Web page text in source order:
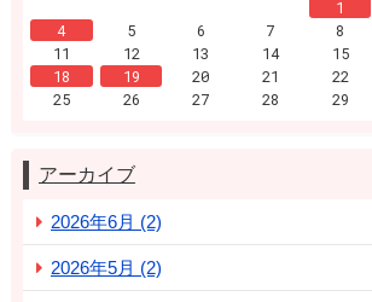
1
4
5 6 7 8
11
12 13 14 15
18
19 20 21 22
25
26 27 28 29
アーカイブ
2026年6月 (2)
2026年5月 (2)